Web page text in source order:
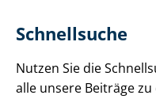
Schnellsuche
Nutzen Sie die
alle unsere Beiträge